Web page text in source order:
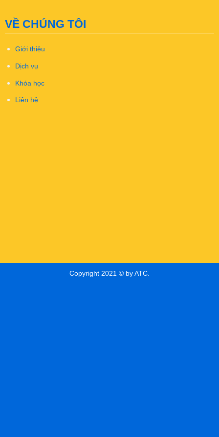
VỀ CHÚNG TÔI
Giới thiệu
Dịch vụ
Khóa học
Liên hệ
Copyright 2021 © by ATC.